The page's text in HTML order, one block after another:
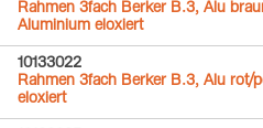
Rahmen 3fach Berker B.3, Alu
Aluminium eloxiert
10133022
Rahmen 3fach Berker B.3, Alu rot/
eloxiert